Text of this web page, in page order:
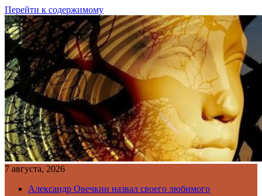
Перейти к содержимому
7 августа, 2026
Александр Овечкин назвал своего любимого